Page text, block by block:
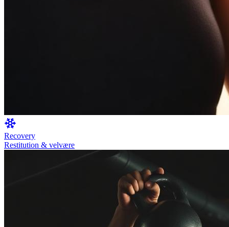
Recovery
Restitution & velvære